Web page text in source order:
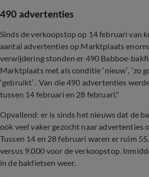
490 advertenties
Sinds de verkoopstop op 14 februari van
aantal advertenties op Marktplaats
verwijdering stonden er 490 Babboe-
Marktplaats met als conditie ‘nieuw’, ‘zo
‘gebruikt’. Van die 490 advertenties
tussen 14 februari en 28 februari."
Opvallend: er is sinds het nieuws dat de
ook veel vaker gezocht naar advertenties
Tussen 14 en 28 februari waren er ruim
versus 9.000 voor de verkoopstop.
in de bakfietsen weer.